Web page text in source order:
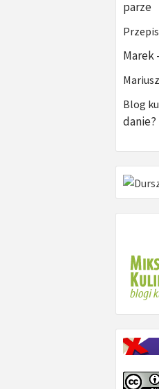
parze
Marek -
Mariusz
Blog
danie?